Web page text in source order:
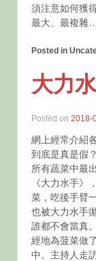
須注意如何獲
最大、最複雜…
Posted in
大力
Posted on 2018-
網上經常介紹
到底是真是假
所有蔬菜中最
《大力水手》
菜，吃後手臂
也被大力水手
誰都不會當真
經地為菠菜做
中。主持人走